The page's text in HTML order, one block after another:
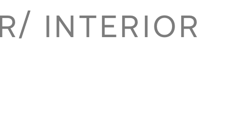
INTERIOR